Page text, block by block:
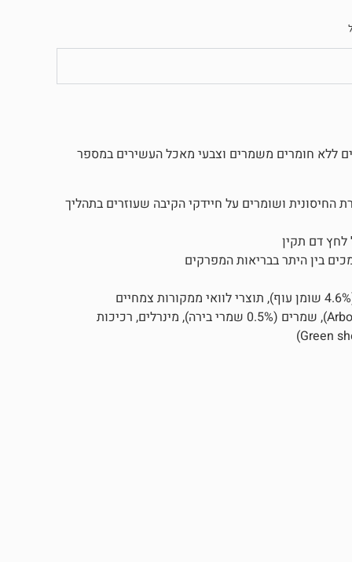
ללא חומרים משמרים וצבעי מאכל העשירים במספר
החיסונית ושומרים על חיידקי הקיבה שעוזרים בתהליך
לחץ דם תקין
בשר ונגזרותיו (28% עוף והודו), דגנים (4% אורז), שמנים ושומנים (4.6% שומן עוף), תוצרי לוואי ממקורות צמחיים
(Arbocel® cellulose 0.5%, Chicory inulin – source of FOS – 0.1%), שמרים (0.5% שמרי בירה), מינרלים, רכיכות